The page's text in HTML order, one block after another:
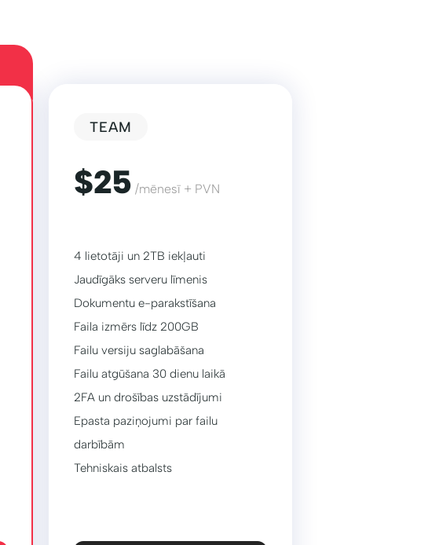
TEAM
$25 /mēnesī + PVN
4 lietotāji un 2TB iekļauti
Jaudīgāks serveru līmenis
Dokumentu e-parakstīšana
Faila izmērs līdz 200GB
Failu versiju saglabāšana
Failu atgūšana 30 dienu laikā
2FA un drošības uzstādījumi
Epasta paziņojumi par failu
darbībām
Tehniskais atbalsts